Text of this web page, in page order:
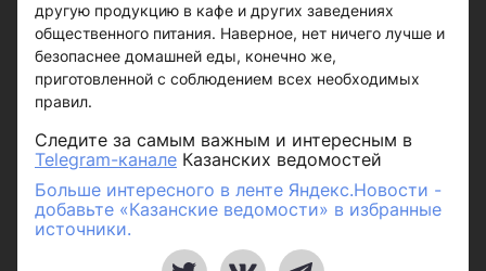
другую продукцию в кафе и других заведениях
общественного питания. Наверное, нет ничего лучше и
безопаснее домашней еды, конечно же,
приготовленной с соблюдением всех необходимых
правил.
Следите за самым важным и интересным в
Telegram-канале Казанских ведомостей
Больше интересного в ленте Яндекс.Новости -
добавьте «Казанские ведомости» в избранные
источники.